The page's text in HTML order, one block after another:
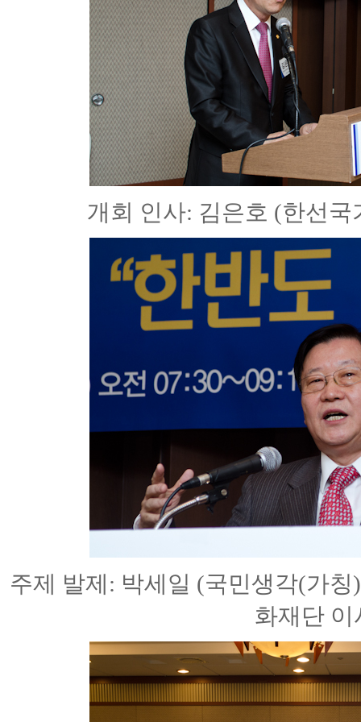
개회 인사: 김은호 (한선
주제 발제: 박세일 (국민생각(가
화재단 이